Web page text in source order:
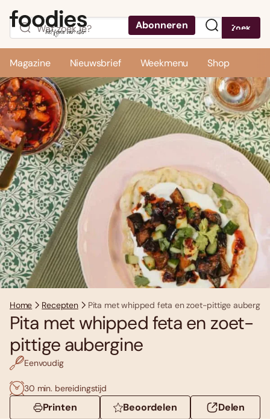
Abonneren Zoek
Magazine Nieuwsbrief Weekmenu Shop
Home Recepten Pita met whipped feta en zoet-pittige
Pita met whipped feta en zoet-
pittige aubergine
Eenvoudig
30 min. bereidingstijd
Printen Beoordelen Delen